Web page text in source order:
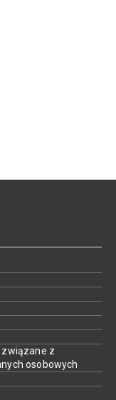
związane z
osobowych